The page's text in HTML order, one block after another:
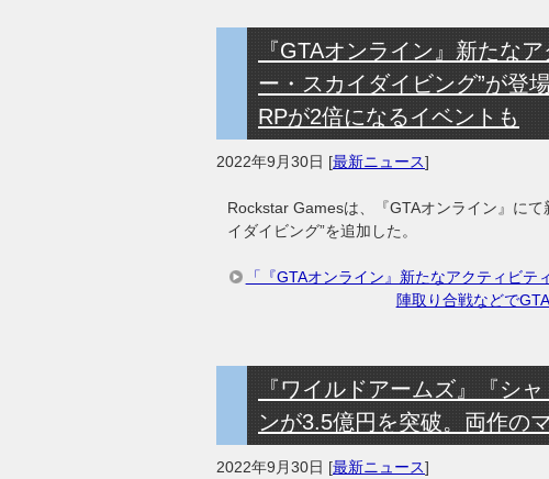
『GTAオンライン』新たな
ー・スカイダイビング”が登
RPが2倍になるイベントも
2022年9月30日 [最新ニュース]
Rockstar Gamesは、『GTAオンライン』に
イダイビング”を追加した。
「『GTAオンライン』新たなアクティビテ
陣取り合戦などで
『ワイルドアームズ』『シ
ンが3.5億円を突破。両作の
2022年9月30日 [最新ニュース]